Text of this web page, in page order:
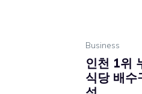
Business
인천 1위
식당 배수